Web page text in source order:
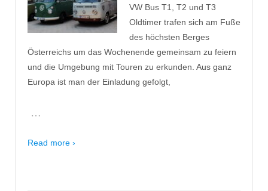
VW Bus T1, T2 und T3
Oldtimer trafen sich am Fuße
des höchsten Berges
Österreichs um das Wochenende gemeinsam zu feiern
und die Umgebung mit Touren zu erkunden. Aus ganz
Europa ist man der Einladung gefolgt,
…
Read more ›